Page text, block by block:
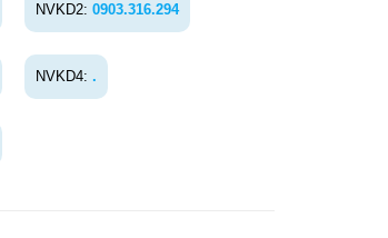
NVKD2: 0903.316.294
NVKD4: .